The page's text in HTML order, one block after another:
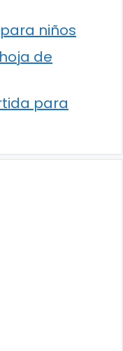
niños
de
para